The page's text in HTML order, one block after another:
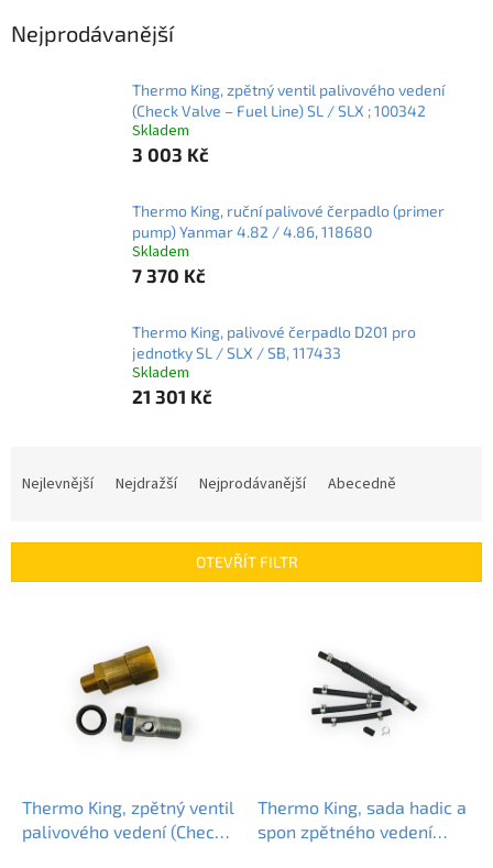
Nejprodávanější
Thermo King, zpětný ventil palivového vedení
(Check Valve – Fuel Line) SL / SLX ; 100342
Skladem
3 003 Kč
Thermo King, ruční palivové čerpadlo (primer
pump) Yanmar 4.82 / 4.86, 118680
Skladem
7 370 Kč
Thermo King, palivové čerpadlo D201 pro
jednotky SL / SLX / SB, 117433
Skladem
21 301 Kč
í
Nejlevnější Nejdražší Nejprodávanější Abecedně
OTEVŘÍT FILTR
Thermo King, zpětný ventil
palivového vedení (Check
Thermo King, sada hadic a
spon zpětného vedení